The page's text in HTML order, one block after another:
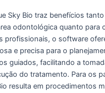
Sky Bio traz benefícios
odontológica quanto para
profissionais, o software
e precisa para o
guiados, facilitando a
do tratamento. Para os
resulta em procedimentos